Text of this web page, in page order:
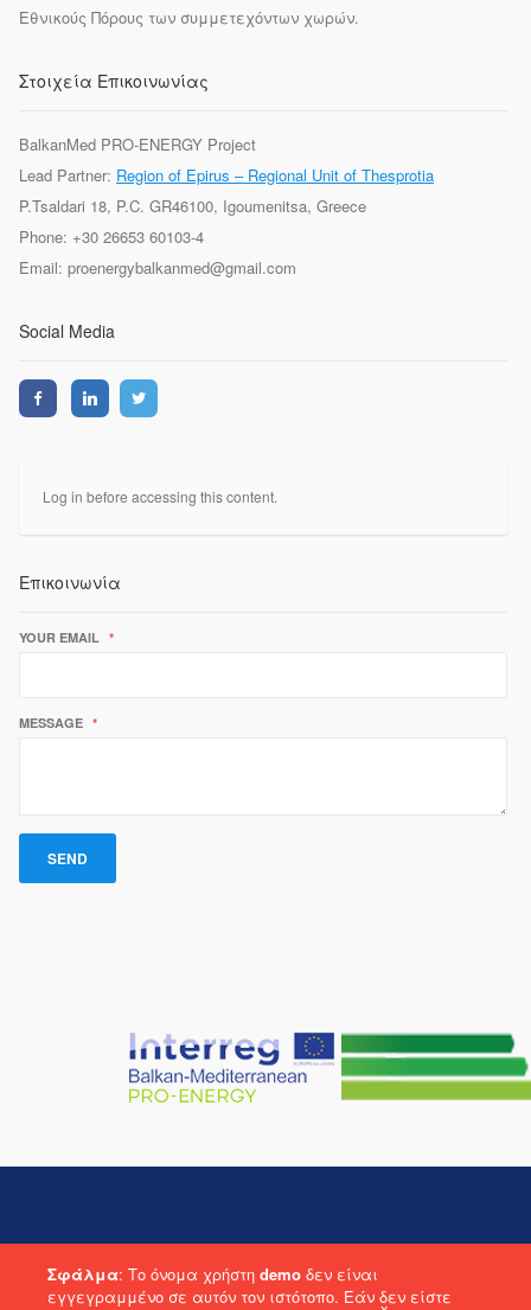
Σφάλμα: Το όνομα χρήστη demo δεν είναι
εγγεγραμμένο σε αυτόν τον ιστότοπο. Εάν δεν είστε
Εθνικούς Πόρους των συμμετεχόντων χωρών.
Στοιχεία Επικοινωνίας
BalkanMed PRO-ENERGY Project
Lead Partner: Region of Epirus – Regional Unit of Thesprotia
P.Tsaldari 18, P.C. GR46100, Igoumenitsa, Greece
Phone: +30 26653 60103-4
Email: proenergybalkanmed@gmail.com
Social Media
Log in before accessing this content.
Επικοινωνία
YOUR EMAIL *
MESSAGE *
© 2021 PRO-ENERGY 2021. All rights reserved. Designed by TREK
Development SA.